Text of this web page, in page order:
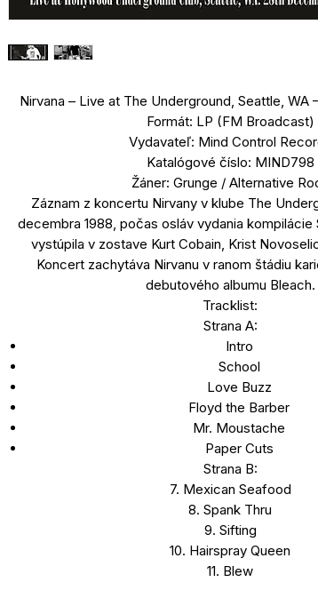
Nirvana – Live at The Underground, Seattle, WA
Formát: LP (FM Broadcast)
Vydavateľ: Mind Control
Katalógové číslo: MIND798
Žáner: Grunge / Alternative
Záznam z koncertu Nirvany v klube The
decembra 1988, počas osláv vydania kompilácie
vystúpila v zostave Kurt Cobain, Krist
Koncert zachytáva Nirvanu v ranom štádiu
debutového albumu Bleach.
Tracklist:
Strana A:
Intro
School
Love Buzz
Floyd the Barber
Mr. Moustache
Paper Cuts
Strana B:
7. Mexican Seafood
8. Spank Thru
9. Sifting
10. Hairspray Queen
11. Blew